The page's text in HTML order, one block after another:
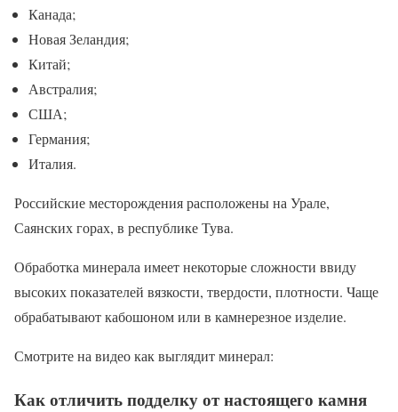
Канада;
Новая Зеландия;
Китай;
Австралия;
США;
Германия;
Италия.
Российские месторождения расположены на Урале,
Саянских горах, в республике Тува.
Обработка минерала имеет некоторые сложности ввиду
высоких показателей вязкости, твердости, плотности. Чаще
обрабатывают кабошоном или в камнерезное изделие.
Смотрите на видео как выглядит минерал:
Как отличить подделку от настоящего камня